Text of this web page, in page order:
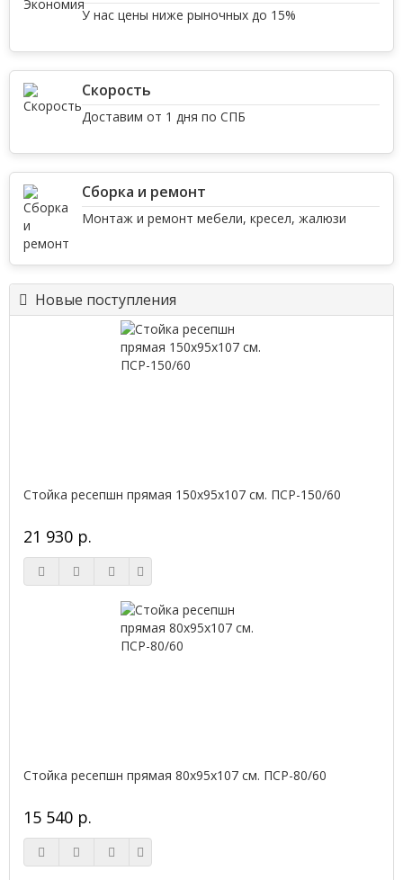
У нас цены ниже рыночных до 15%
Скорость
Доставим от 1 дня по СПБ
Сборка и ремонт
Монтаж и ремонт мебели, кресел, жалюзи
Новые поступления
Стойка ресепшн прямая 150х95х107 см. ПСР-150/60
21 930 р.
Стойка ресепшн прямая 80х95х107 см. ПСР-80/60
15 540 р.